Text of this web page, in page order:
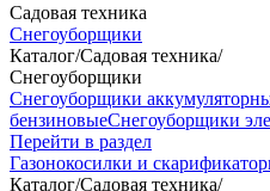
Садовая техника
Снегоуборщики
Каталог/Садовая техника/
Снегоуборщики
Снегоуборщики
бензиновыеСнегоуборщики
Перейти в раздел
Газонокосилки и
Каталог/Садовая техника/